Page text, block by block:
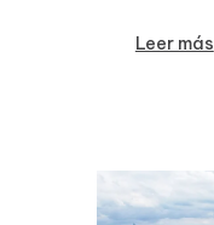
Leer más